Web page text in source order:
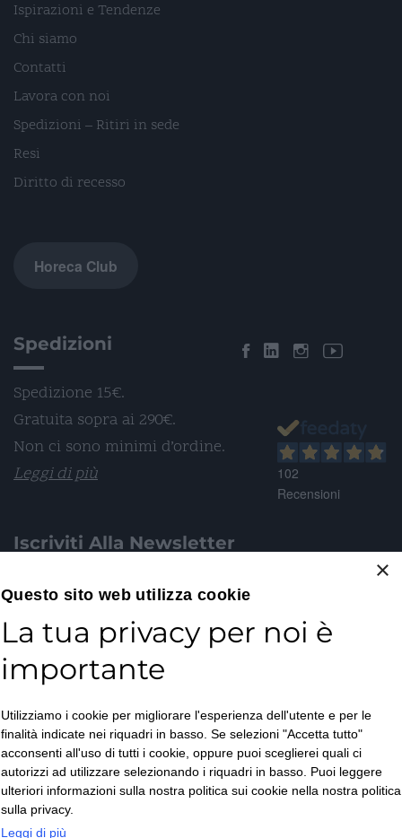
Ispirazioni e Tendenze
Chi siamo
Contatti
Lavora con noi
Spedizioni – Ritiri in sede
Resi
Diritto di recesso
Horeca Club
Spedizioni
Spedizione 15€.
Gratuita sopra ai 290€.
Non ci sono minimi d’ordine.
Leggi di più
Iscriviti Alla Newsletter
Email*
Privacy Policy*
ISCRIVITI
102
Recensioni
×
Questo sito web utilizza cookie
La tua privacy per noi è
importante
Utilizziamo i cookie per migliorare l'esperienza dell'utente e per le
finalità indicate nei riquadri in basso. Se selezioni "Accetta tutto"
acconsenti all'uso di tutti i cookie, oppure puoi sceglierei quali ci
autorizzi ad utilizzare selezionando i riquadri in basso. Puoi leggere
ulteriori informazioni sulla nostra politica sui cookie nella nostra politica
sulla privacy.
Leggi di più